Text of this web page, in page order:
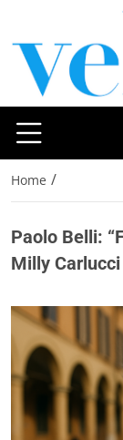
Home /
Paolo Belli:
Milly Carlucci